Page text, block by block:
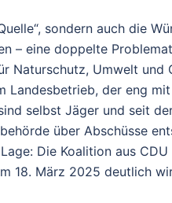
sondern auch die
– eine doppelte
Naturschutz, Umwelt und
Landesbetrieb, der eng
selbst Jäger und seit
über Abschüsse
Die Koalition aus
18. März 2025 deutlich